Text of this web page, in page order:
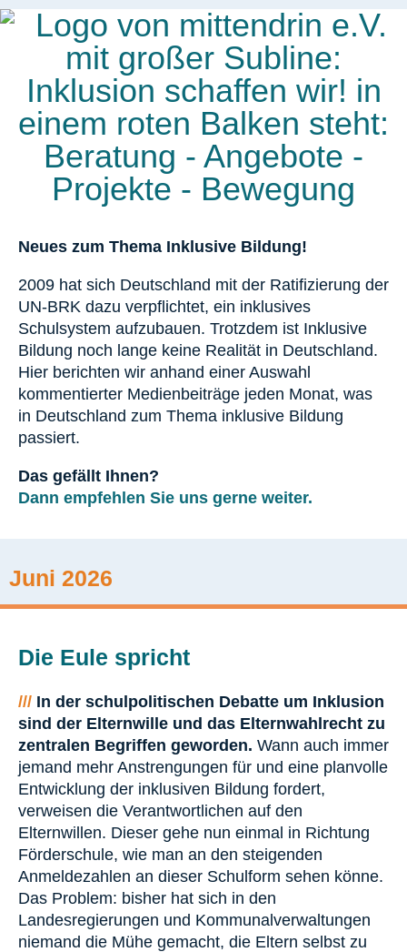
Neues zum Thema Inklusive Bildung!
2009 hat sich Deutschland mit der Ratifizierung der
UN-BRK dazu verpflichtet, ein inklusives
Schulsystem aufzubauen. Trotzdem ist Inklusive
Bildung noch lange keine Realität in Deutschland.
Hier berichten wir anhand einer Auswahl
kommentierter Medienbeiträge jeden Monat, was
in Deutschland zum Thema inklusive Bildung
passiert.
Das gefällt Ihnen?
Dann empfehlen Sie uns gerne weiter.
Juni 2026
Die Eule spricht
/// In der schulpolitischen Debatte um Inklusion
sind der Elternwille und das Elternwahlrecht zu
zentralen Begriffen geworden. Wann auch immer
jemand mehr Anstrengungen für und eine planvolle
Entwicklung der inklusiven Bildung fordert,
verweisen die Verantwortlichen auf den
Elternwillen. Dieser gehe nun einmal in Richtung
Förderschule, wie man an den steigenden
Anmeldezahlen an dieser Schulform sehen könne.
Das Problem: bisher hat sich in den
Landesregierungen und Kommunalverwaltungen
niemand die Mühe gemacht, die Eltern selbst zu